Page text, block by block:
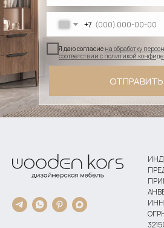
+7
Я даю согласие на обработку
соответствии с политикой
ОТПРАВИТЬ
ИНН: